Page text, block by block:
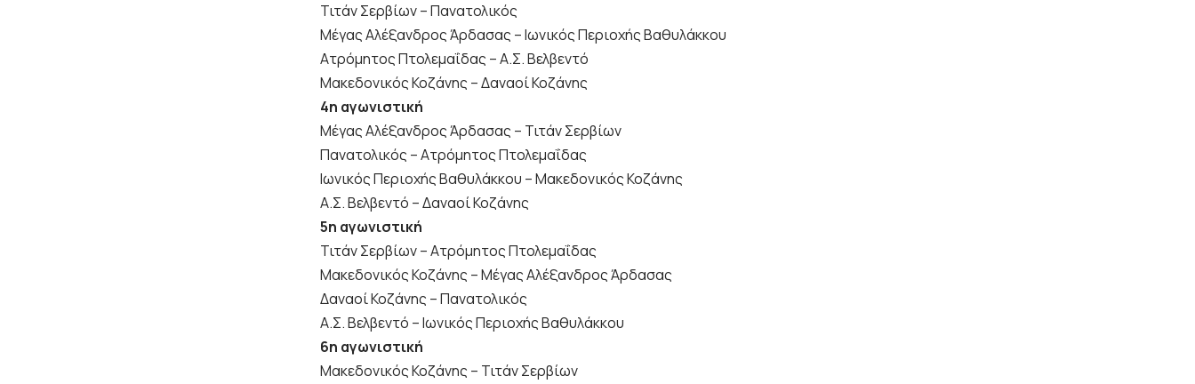
Τιτάν Σερβίων – Πανατολικός
Μέγας Αλέξανδρος Άρδασας – Ιωνικός Περιοχής Βαθυλάκκου
Ατρόμητος Πτολεμαΐδας – Α.Σ. Βελβεντό
Μακεδονικός Κοζάνης – Δαναοί Κοζάνης
4η αγωνιστική
Μέγας Αλέξανδρος Άρδασας – Τιτάν Σερβίων
Πανατολικός – Ατρόμητος Πτολεμαΐδας
Ιωνικός Περιοχής Βαθυλάκκου – Μακεδονικός Κοζάνης
Α.Σ. Βελβεντό – Δαναοί Κοζάνης
5η αγωνιστική
Τιτάν Σερβίων – Ατρόμητος Πτολεμαΐδας
Μακεδονικός Κοζάνης – Μέγας Αλέξανδρος Άρδασας
Δαναοί Κοζάνης – Πανατολικός
Α.Σ. Βελβεντό – Ιωνικός Περιοχής Βαθυλάκκου
6η αγωνιστική
Μακεδονικός Κοζάνης – Τιτάν Σερβίων